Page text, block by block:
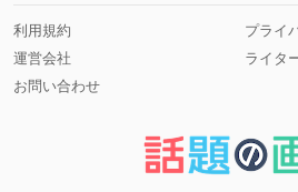
利用規約
プライ
運営会社
ライタ
お問い合わせ